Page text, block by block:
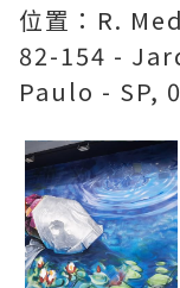
位置：R.
82-154 -
Paulo - SP,